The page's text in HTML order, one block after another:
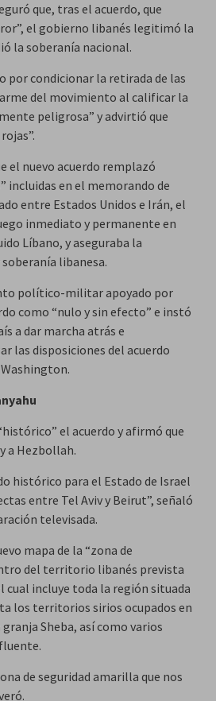
que, tras el acuerdo, que
el gobierno libanés legitimó la
la soberanía nacional.
por condicionar la retirada de las
del movimiento al calificar la
peligrosa” y advirtió que
el nuevo acuerdo remplazó
incluidas en el memorando de
entre Estados Unidos e Irán, el
inmediato y permanente en
Líbano, y aseguraba la
libanesa.
político-militar apoyado por
como “nulo y sin efecto” e instó
a dar marcha atrás e
las disposiciones del acuerdo
el acuerdo y afirmó que
a Hezbollah.
histórico para el Estado de Israel
entre Tel Aviv y Beirut”, señaló
televisada.
mapa de la “zona de
del territorio libanés prevista
incluye toda la región situada
los territorios sirios ocupados en
Sheba, así como varios
de seguridad amarilla que nos